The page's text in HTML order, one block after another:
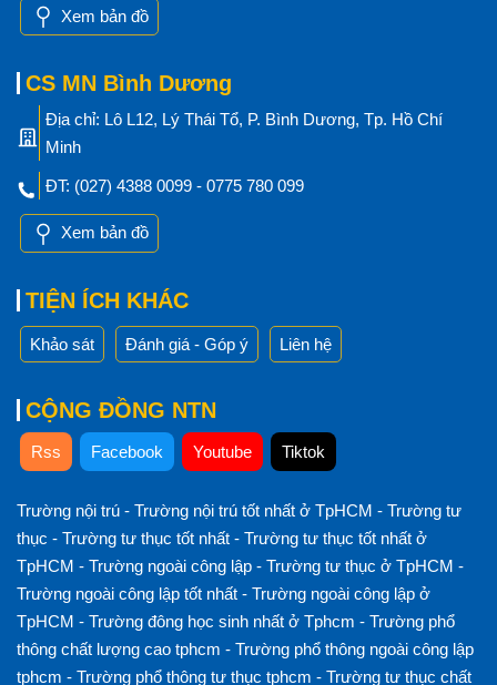
Xem bản đồ
CS MN Bình Dương
Địa chỉ: Lô L12, Lý Thái Tổ, P. Bình Dương, Tp. Hồ Chí
Minh
ĐT: (027) 4388 0099 - 0775 780 099
Xem bản đồ
TIỆN ÍCH KHÁC
Khảo sát Đánh giá - Góp ý Liên hệ
CỘNG ĐỒNG NTN
Rss Facebook Youtube Tiktok
Trường nội trú - Trường nội trú tốt nhất ở TpHCM - Trường tư
thục - Trường tư thục tốt nhất - Trường tư thục tốt nhất ở
TpHCM - Trường ngoài công lập - Trường tư thục ở TpHCM -
Trường ngoài công lập tốt nhất - Trường ngoài công lập ở
TpHCM - Trường đông học sinh nhất ở Tphcm - Trường phổ
thông chất lượng cao tphcm - Trường phổ thông ngoài công lập
tphcm - Trường phổ thông tư thục tphcm - Trường tư thục chất